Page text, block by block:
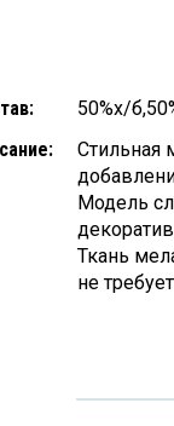
50%х/
Стильная
Модель
Ткань
не